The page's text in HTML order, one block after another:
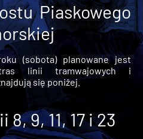
Piaskowego
(sobota) planowane jest
linii tramwajowych i
się poniżej.
9, 11, 17 i 23